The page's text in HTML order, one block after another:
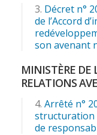
Décret n°
de l’Accord
son avenant
MINISTÈRE DE
RELATIONS
Arrêté n°
structuration
de